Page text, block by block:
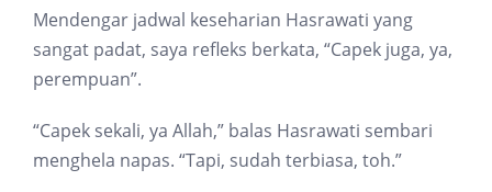
Mendengar jadwal keseharian Hasrawati yang
sangat padat, saya refleks berkata, “Capek juga, ya,
perempuan”.
“Capek sekali, ya Allah,” balas Hasrawati sembari
menghela napas. “Tapi, sudah terbiasa, toh.”